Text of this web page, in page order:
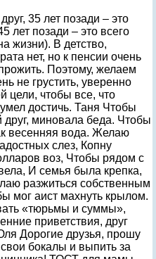
35 лет позади – это
лет позади – это всего
жизни). В детство,
нет, но к пенсии очень
Поэтому, желаем
не грустить, уверенно
цели, чтобы все, что
достичь. Таня Чтобы
друг, миновала беда. Чтобы
весенняя вода. Желаю
слез, Копну
воз, Чтобы рядом с
И семья была крепка,
разжиться собственным
мог аист махнуть крылом.
«тюрьмы и суммы»,
приветствия, друг
Дорогие друзья, прошу
бокалы и выпить за